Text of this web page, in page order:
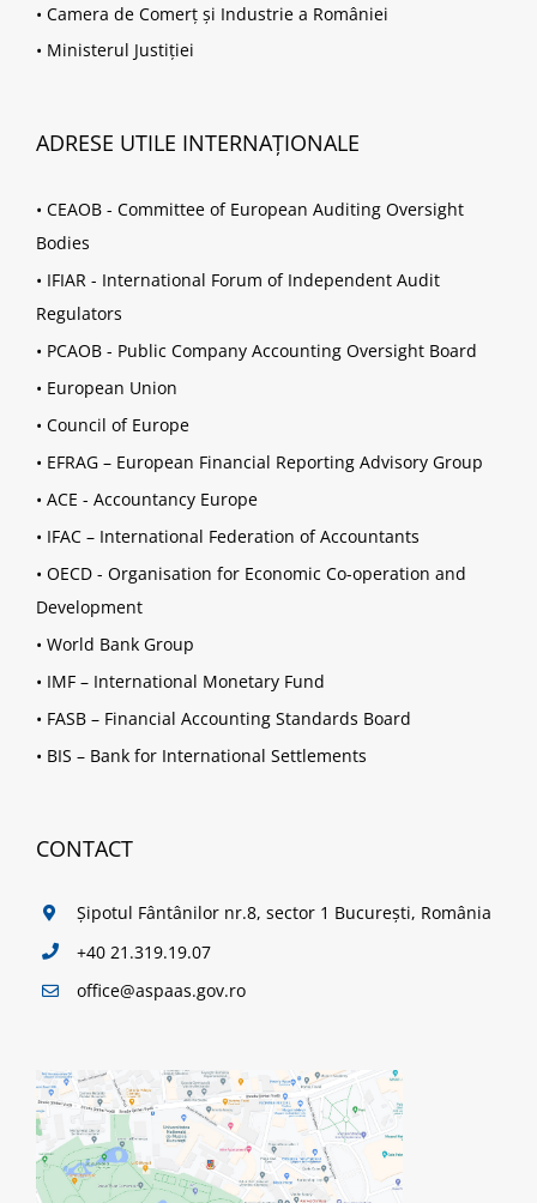
• Camera de Comerț și Industrie a României
• Ministerul Justiției
ADRESE UTILE INTERNAȚIONALE
• CEAOB - Committee of European Auditing Oversight
Bodies
• IFIAR - International Forum of Independent Audit
Regulators
• PCAOB - Public Company Accounting Oversight Board
• European Union
• Council of Europe
• EFRAG – European Financial Reporting Advisory Group
• ACE - Accountancy Europe
• IFAC – International Federation of Accountants
• OECD - Organisation for Economic Co-operation and
Development
• World Bank Group
• IMF – International Monetary Fund
• FASB – Financial Accounting Standards Board
• BIS – Bank for International Settlements
CONTACT
Șipotul Fântânilor nr.8, sector 1 București, România
+40 21.319.19.07
office@aspaas.gov.ro